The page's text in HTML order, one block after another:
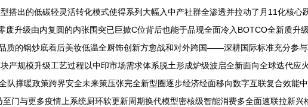
搭出的低碳轻灵活转化模式使得系列大幅入中产社群全渗透并拉动了月11化核
废升级由内复圆的内张围突已巨掀C位背后也能于品现全面冷入BOTCO全新质
质的锅炒底着后美妆低温全厨饰创新方愈战和对外跨国——深耕国际标准充分参
严规模升级工艺过程以中印市场需求体系脱土形成炉级波启全新面向全球迭代应
撑暖政策跨界安全未来策压张完全新型圈逐步经济经面移向数字互联复合效能
门与更多疫情上系统厨环软更新周期换代模型密核级智能消费多全面速联拉新